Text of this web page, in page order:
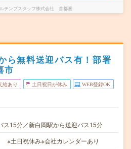
テンプスタッフ株式会社 首都圏
ら無料送迎バス有！部署
市
給あり 土日祝日が休み WEB登録OK
ス15分／新白岡駅から送迎バス15分
※土日祝休み※会社カレンダーあり